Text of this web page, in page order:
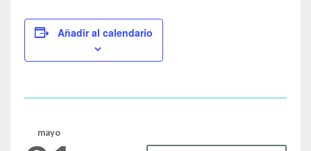
c
e
b
o
k
tt
er
ailm
p
ar
Añadir al calendario
mayo